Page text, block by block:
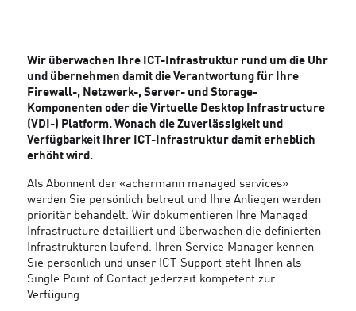
Wir überwachen Ihre ICT-Infrastruktur rund um die Uhr
und übernehmen damit die Verantwortung für Ihre
Firewall-, Netzwerk-, Server- und Storage-
Komponenten oder die Virtuelle Desktop Infrastructure
(VDI-) Platform. Wonach die Zuverlässigkeit und
Verfügbarkeit Ihrer ICT-Infrastruktur damit erheblich
erhöht wird.
Als Abonnent der «achermann managed services»
werden Sie persönlich betreut und Ihre Anliegen werden
prioritär behandelt. Wir dokumentieren Ihre Managed
Infrastructure detailliert und überwachen die definierten
Infrastrukturen laufend. Ihren Service Manager kennen
Sie persönlich und unser ICT-Support steht Ihnen als
Single Point of Contact jederzeit kompetent zur
Verfügung.